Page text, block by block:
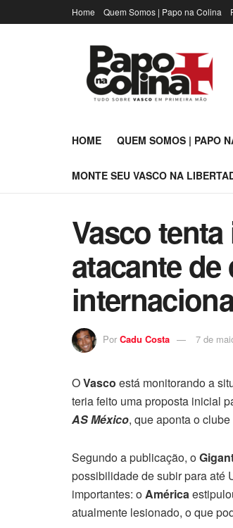
Home Quem Somos | Papo na Colina
HOME QUEM SOMOS | PAPO
MONTE SEU VASCO NA
Vasco
atacante
Por Cadu Costa 7 de
OVasco está monitorando a
teria feito uma proposta inicial
AS México, que aponta o
Segundo a publicação, o
possibilidade de subir para até
importantes: oAmérica
atualmente lesionado, o que